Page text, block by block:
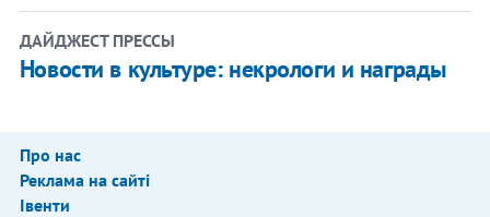
ДАЙДЖЕСТ ПРЕССЫ
Новости в культуре: некрологи и награды
Про нас
Реклама на сайті
Івенти